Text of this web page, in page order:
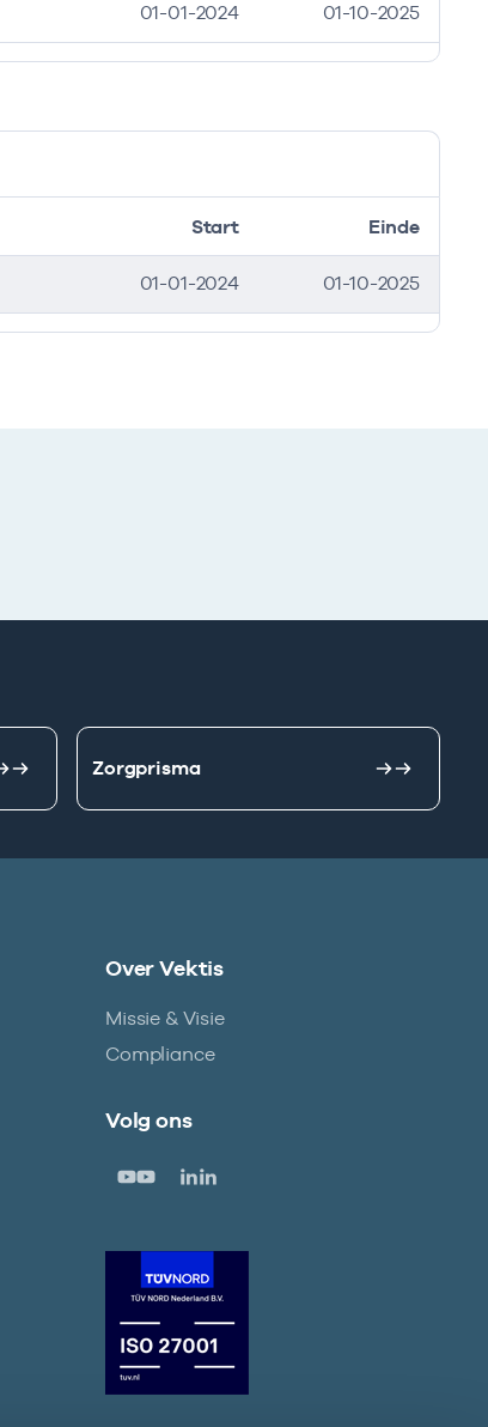
01-01-2024 01-10-2025
Start Einde
01-01-2024 01-10-2025
Zorgprisma
Over Vektis
Missie & Visie
Compliance
Volg ons